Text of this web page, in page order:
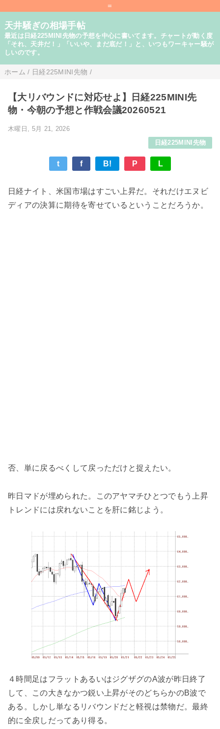
=
天井騒ぎの相場手帖
最近は日経225MINI先物の予想を中心に書いてます。チャートが動く度
「それ、天井だ！」「いいや、まだ底だ！」と、いつもワーキャー騒が
しいのです。
ホーム / 日経225MINI先物 /
【大リバウンドに対応せよ】日経225MINI先
物・今朝の予想と作戦会議20260521
木曜日, 5月 21, 2026
日経225MINI先物
t f B! P L
日経ナイト、米国市場はすごい上昇だ。それだけエヌビ
ディアの決算に期待を寄せているということだろうか。
否、単に戻るべくして戻っただけと捉えたい。
昨日マドが埋められた。このアヤマチひとつでもう上昇
トレンドには戻れないことを肝に銘じよう。
４時間足はフラットあるいはジグザグのA波が昨日終了
して、この大きなかつ鋭い上昇がそのどちらかのB波で
ある。しかし単なるリバウンドだと軽視は禁物だ。最終
的に全戻しだってあり得る。